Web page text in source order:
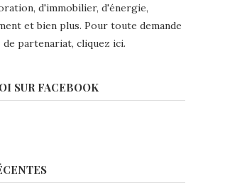
d'immobilier, d'énergie,
et bien plus. Pour toute demande
de partenariat, cliquez ici.
SUR FACEBOOK